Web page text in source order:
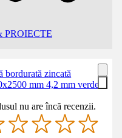
bordurată zincată
mm 4,2 mm verde
nu are încă recenzii.